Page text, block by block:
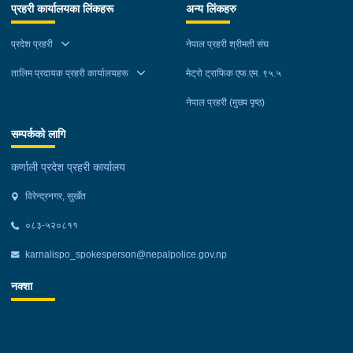
प्रहरी कार्यालयका लिंकहरू
प्रदेश प्रहरी
तालिम प्रदायक प्रहरी कार्यालयहरू
अन्य लिंकहरु
नेपाल प्रहरी श्रीमती संघ
मेट्रो ट्राफिक एफ.एम. ९५.५
नेपाल प्रहरी (मुख्य पृष्ठ)
सम्पर्कको लागि
कर्णाली प्रदेश प्रहरी कार्यालय
विरेन्द्रनगर, सुर्खेत
०८३-५२०८११
karnalispo_spokesperson@nepalpolice.gov.np
नक्शा